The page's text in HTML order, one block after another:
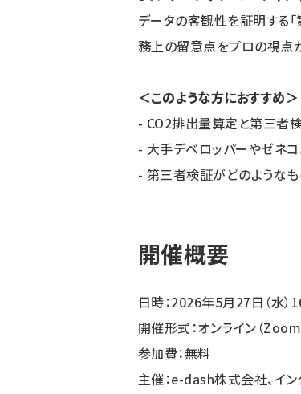
データの客観性を証明する
務上の留意点をプロの視点
＜このような方におすすめ＞
- CO2排出量算定と第三者
- 大手デベロッパーやゼネ
- 第三者検証がどのような
開催概要
日時：2026年5月27日（水）
開催形式：オンライン（Zoom
参加費：無料
主催：e-dash株式会社、イン